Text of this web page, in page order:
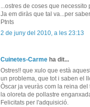
...ostres de coses que
Ja em diràs que tal va...per
Ptnts
2 de juny del 2010, a les 23:13
Cuinetes-Carme ha dit...
Ostres!! que xulo que està
un problema, que tot i saben el
Òscar ja veuràs com la reina
la oloreta de pollastre
Felicitats per l'adquisició.